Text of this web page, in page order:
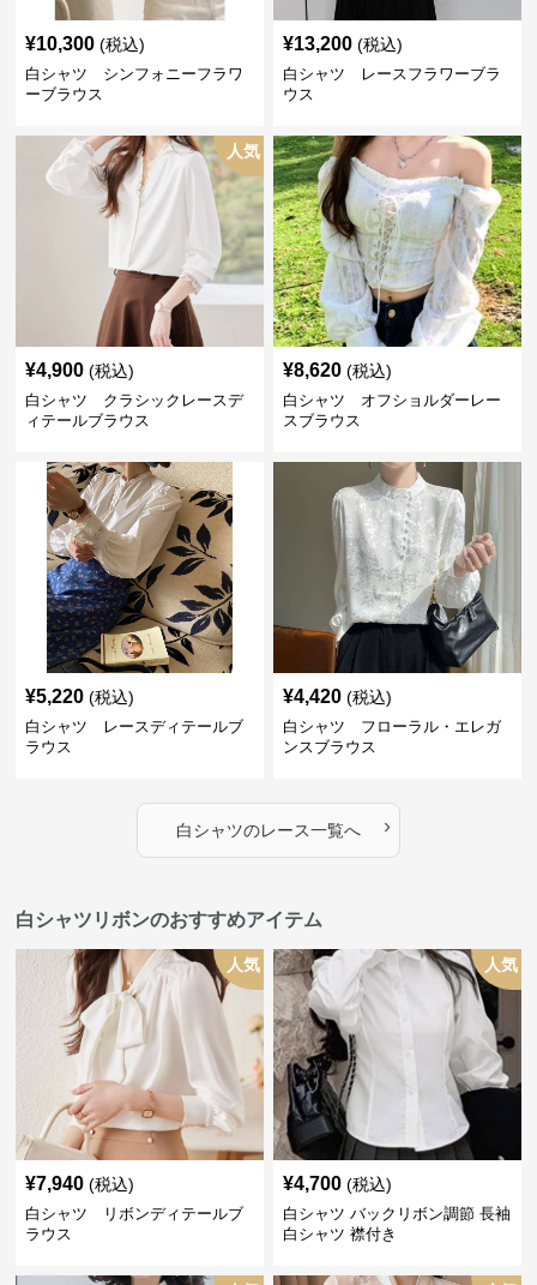
¥10,300 (税込)
白シャツ シンフォニーフラワ
ーブラウス
¥13,200 (税込)
白シャツ レースフラワーブラ
ウス
人気
¥4,900 (税込)
白シャツ クラシックレースデ
ィテールブラウス
¥8,620 (税込)
白シャツ オフショルダーレー
スブラウス
¥5,220 (税込)
白シャツ レースディテールブ
ラウス
¥4,420 (税込)
白シャツ フローラル・エレガ
ンスブラウス
白シャツのレース一覧へ ›
白シャツリボンのおすすめアイテム
人気
¥7,940 (税込)
白シャツ リボンディテールブ
ラウス
人気
¥4,700 (税込)
白シャツ バックリボン調節 長袖
白シャツ 襟付き